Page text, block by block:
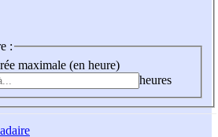
:
maximale (en heure)
heures